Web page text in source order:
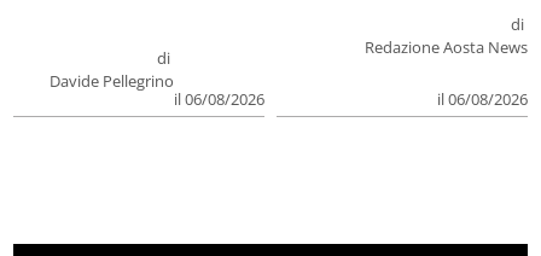
di
Davide Pellegrino
il 06/08/2026
di
Redazione Aosta News
il 06/08/2026